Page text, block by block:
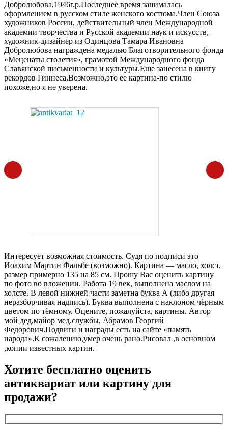
Добролюбова,1946г.р.Последнее время занималась
оформлением в русском стиле женского костюма.Член Союза
художников России, действительный член Международной
академии творчества и Русской академии наук и искусств,
художник-дизайнер из Одинцова Тамара Ивановна
Добролюбова награждена медалью Благотворительного фонда
«Меценаты столетия», грамотой Международного фонда
Славянской письменности и культуры.Еще занесена в книгу
рекордов Гиннеса.Возможно,это ее картина-по стилю
похоже,но я не уверена.
Интересует возможная стоимость. Судя по подписи это
Иоахим Мартин Фальбе (возможно). Картина — масло, холст,
размер примерно 135 на 85 см. Прошу Вас оценить картину
по фото во вложении. Работа 19 век, выполнена маслом на
холсте. В левой нижней части заметна буква А (либо другая
неразборчивая надпись). Буква выполнена с наклоном чёрным
цветом по тёмному. Оцените, пожалуйста, картины. Автор
мой дед,майор мед.службы, Абрамов Георгий
Федорович.Подвиги и награды есть на сайте «память
народа».К сожалению,умер очень рано.Рисовал ,в основном
,копии известных картин.
Хотите бесплатно оценить
антиквариат или картину для
продажи?